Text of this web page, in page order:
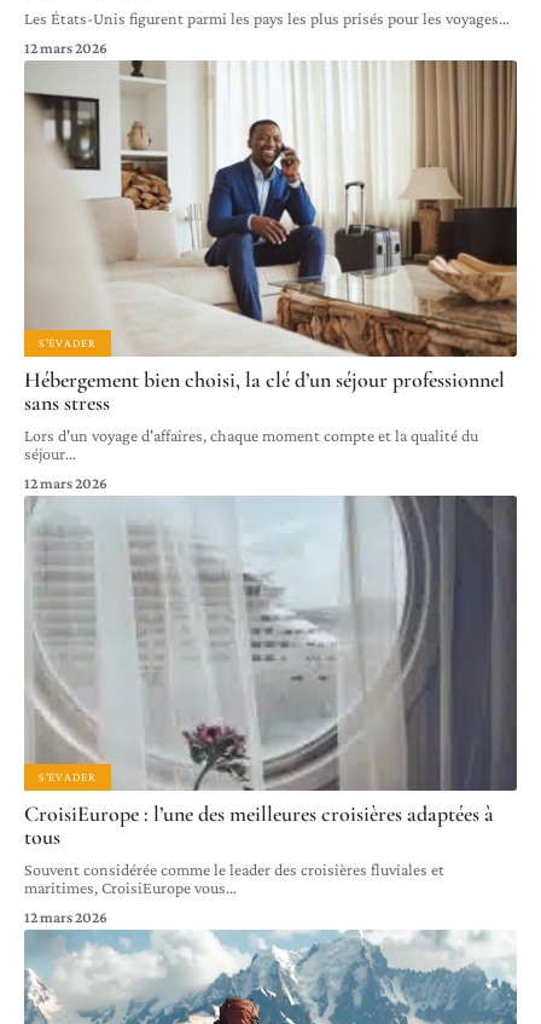
Les États-Unis figurent parmi les pays les plus prisés pour les voyages…
12 mars 2026
S'ÉVADER
Hébergement bien choisi, la clé d’un séjour professionnel
sans stress
Lors d'un voyage d'affaires, chaque moment compte et la qualité du
séjour…
12 mars 2026
S'ÉVADER
CroisiEurope : l’une des meilleures croisières adaptées à
tous
Souvent considérée comme le leader des croisières fluviales et
maritimes, CroisiEurope vous…
12 mars 2026